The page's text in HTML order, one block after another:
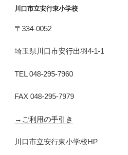
川口市立安行東小学校
〒334-0052
埼玉県川口市安行出羽4-1-1
TEL 048-295-7960
FAX 048-295-7979
→ご利用の手引き
川口市立安行東小学校HP